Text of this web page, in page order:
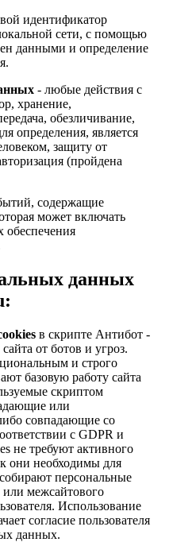
идентификатор
сети, с помощью
данными и определение
- любые действия с
хранение,
обезличивание,
определения, является
защиту от
(пройдена
содержащие
может включать
обеспечения
данных
в скрипте Антибот -
от ботов и угроз.
и строго
базовую работу сайта
скриптом
или
совпадающие со
с GDPR и
не требуют активного
они необходимы для
персональные
межсайтового
Использование
согласие пользователя
данных.